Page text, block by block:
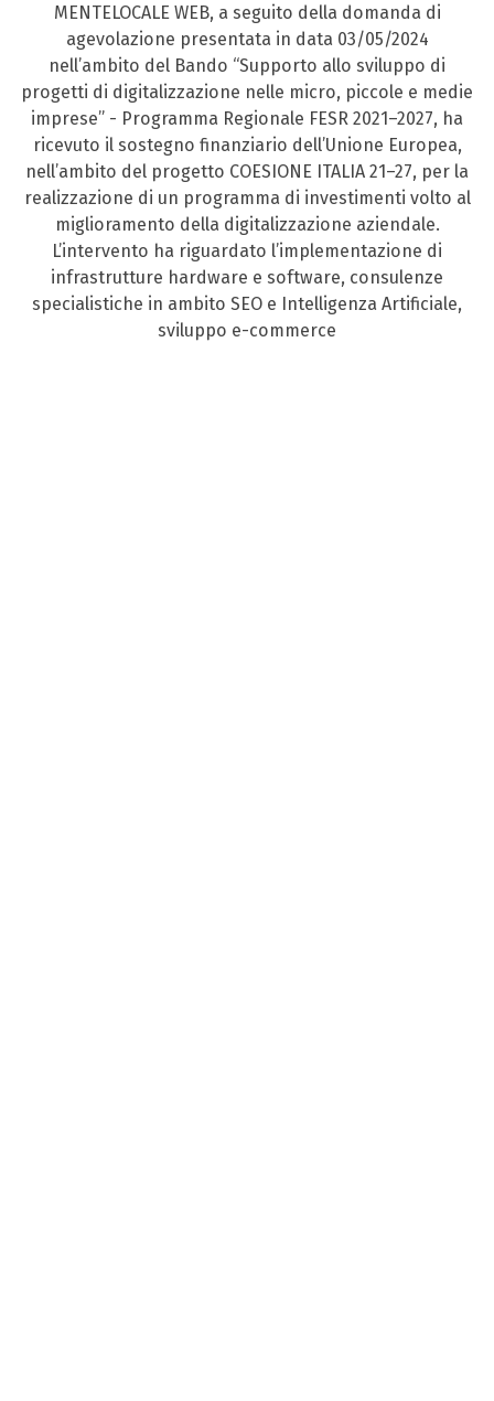
MENTELOCALE WEB, a seguito della domanda di
agevolazione presentata in data 03/05/2024
nell’ambito del Bando “Supporto allo sviluppo di
progetti di digitalizzazione nelle micro, piccole e medie
imprese” - Programma Regionale FESR 2021–2027, ha
ricevuto il sostegno finanziario dell’Unione Europea,
nell’ambito del progetto COESIONE ITALIA 21–27, per la
realizzazione di un programma di investimenti volto al
miglioramento della digitalizzazione aziendale.
L’intervento ha riguardato l’implementazione di
infrastrutture hardware e software, consulenze
specialistiche in ambito SEO e Intelligenza Artificiale,
sviluppo e-commerce